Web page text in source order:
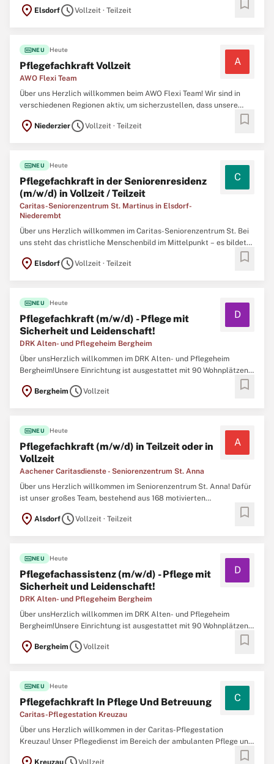
respektvollen, wertschätzenden Umgang mit unseren
location_on ElsdorfscheduleVollzeit · Teilzeit bookmark
fiber_newNEU Heute
Pflegefachkraft Vollzeit
AWO Flexi Team
A
Über uns Herzlich willkommen beim AWO Flexi Team! Wir sind in
verschiedenen Regionen aktiv, um sicherzustellen, dass unsere
Bewohner:innen stets die bestmögliche Unterstützung erhalten.
Unser Einsatz ist darauf ausgerichtet, das Leben jedes/jeder
location_on NiederzierscheduleVollzeit · Teilzeit bookmark
fiber_newNEU Heute
Pflegefachkraft in der Seniorenresidenz
(m/w/d) in Vollzeit / Teilzeit
Caritas-Seniorenzentrum St. Martinus in Elsdorf-
Niederembt
C
Über uns Herzlich willkommen im Caritas-Seniorenzentrum St. Bei
uns steht das christliche Menschenbild im Mittelpunkt – es bildet
respektvollen, wertschätzenden Umgang mit unseren
location_on ElsdorfscheduleVollzeit · Teilzeit bookmark
fiber_newNEU Heute
Pflegefachkraft (m/w/d) - Pflege mit
Sicherheit und Leidenschaft!
DRK Alten- und Pflegeheim Bergheim
D
Über unsHerzlich willkommen im DRK Alten- und Pflegeheim
Bergheim!Unsere Einrichtung ist ausgestattet mit 90 Wohnplätzen,
Doppelzimmern. In jedem Wohnbereich befindet sich ein großer
location_on Bergheim scheduleVollzeit bookmark
fiber_newNEU Heute
Pflegefachkraft (m/w/d) in Teilzeit oder in
Vollzeit
Aachener Caritasdienste - Seniorenzentrum St. Anna
A
Über uns Herzlich willkommen im Seniorenzentrum St. Anna! Dafür
ist unser großes Team, bestehend aus 168 motivierten
Bewohner:innen die Pflege anzubieten und zu leisten, die sie
location_on AlsdorfscheduleVollzeit · Teilzeit bookmark
fiber_newNEU Heute
Pflegefachassistenz (m/w/d) - Pflege mit
Sicherheit und Leidenschaft!
DRK Alten- und Pflegeheim Bergheim
D
Über unsHerzlich willkommen im DRK Alten- und Pflegeheim
Bergheim!Unsere Einrichtung ist ausgestattet mit 90 Wohnplätzen,
Doppelzimmern. In jedem Wohnbereich befindet sich ein großer
location_on Bergheim scheduleVollzeit bookmark
fiber_newNEU Heute
Pflegefachkraft In Pflege Und Betreuung
Caritas-Pflegestation Kreuzau
C
Über uns Herzlich willkommen in der Caritas-Pflegestation
Kreuzau! Unser Pflegedienst im Bereich der ambulanten Pflege und
Betreuung liegt im schönen Kreuzau und gibt täglich sein Bestes
Kreuzau Vollzeit bookmark